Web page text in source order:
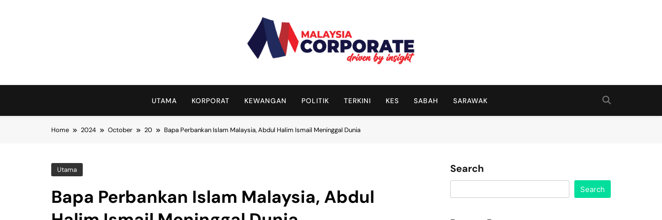
UTAMA KORPORAT KEWANGAN POLITIK TERKINI KES SABAH SARAWAK
Home 2024 October 20 Bapa Perbankan Islam Malaysia, Abdul Halim Ismail Meninggal Dunia
Utama
Bapa Perbankan Islam Malaysia, Abdul
Search
Search